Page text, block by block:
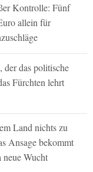
Kontrolle: Fünf
allein für
das politische
Fürchten lehrt
Land nichts zu
Ansage bekommt
neue Wucht